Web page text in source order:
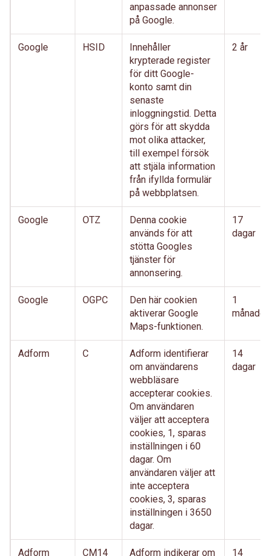
anpassade annonser
på Google.
Google HSID
Innehåller
krypterade register
för ditt Google-
konto samt din
senaste
inloggningstid. Detta
görs för att skydda
mot olika attacker,
till exempel försök
att stjäla information
från ifyllda formulär
på webbplatsen.
2 år
Google OTZ
Denna cookie
används för att
stötta Googles
tjänster för
annonsering.
17
dagar
Google OGPC
Den här cookien
aktiverar Google
Maps-funktionen.
1
månader
Adform C
Adform identifierar
om användarens
webbläsare
accepterar cookies.
Om användaren
väljer att acceptera
cookies, 1, sparas
inställningen i 60
dagar. Om
användaren väljer att
inte acceptera
cookies, 3, sparas
inställningen i 3650
dagar.
14
dagar
Adform CM14 Adform indikerar om 14